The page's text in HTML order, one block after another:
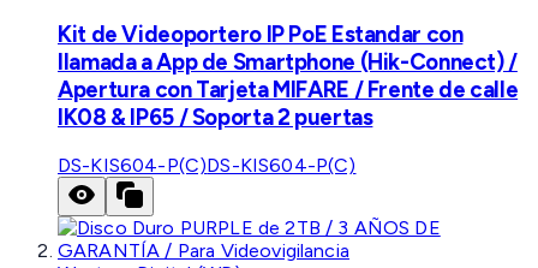
Kit de Videoportero IP PoE Estandar con
llamada a App de Smartphone (Hik-Connect) /
Apertura con Tarjeta MIFARE / Frente de calle
IK08 & IP65 / Soporta 2 puertas
DS-KIS604-P(C)DS-KIS604-P(C)